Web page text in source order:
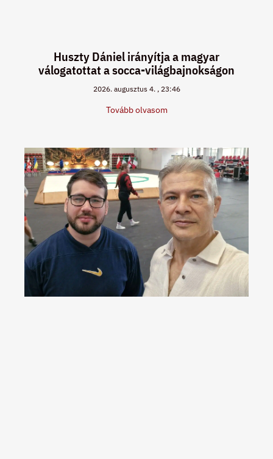
Huszty Dániel irányítja a magyar
válogatottat a socca-világbajnokságon
2026. augusztus 4. 23:46
Tovább olvasom